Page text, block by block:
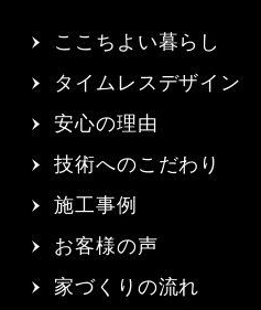
ここちよい暮らし
タイムレスデザイン
安心の理由
技術へのこだわり
施工事例
お客様の声
家づくりの流れ